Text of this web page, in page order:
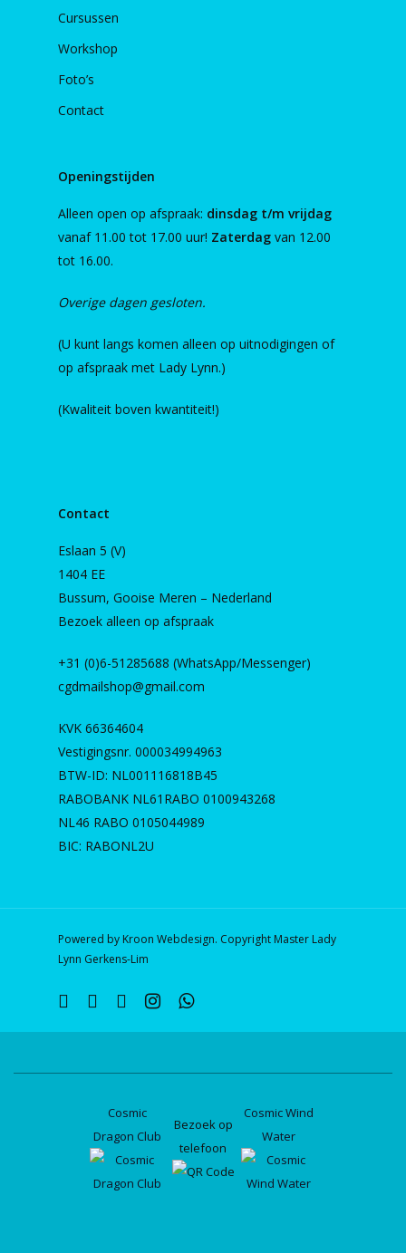
Cursussen
Workshop
Foto’s
Contact
Openingstijden
Alleen open op afspraak: dinsdag t/m vrijdag
vanaf 11.00 tot 17.00 uur! Zaterdag van 12.00
tot 16.00.
Overige dagen gesloten.
(U kunt langs komen alleen op uitnodigingen of
op afspraak met Lady Lynn.)
(Kwaliteit boven kwantiteit!)
Contact
Eslaan 5 (V)
1404 EE
Bussum, Gooise Meren – Nederland
Bezoek alleen op afspraak
+31 (0)6-51285688 (WhatsApp/Messenger)
cgdmailshop@gmail.com
KVK 66364604
Vestigingsnr. 000034994963
BTW-ID: NL001116818B45
RABOBANK NL61RABO 0100943268
NL46 RABO 0105044989
BIC: RABONL2U
Powered by Kroon Webdesign. Copyright Master Lady
Lynn Gerkens-Lim
twitter facebooklinkedininstagramwhatsapp
Cosmic
Dragon Club
Bezoek op
telefoon
Cosmic Wind
Water